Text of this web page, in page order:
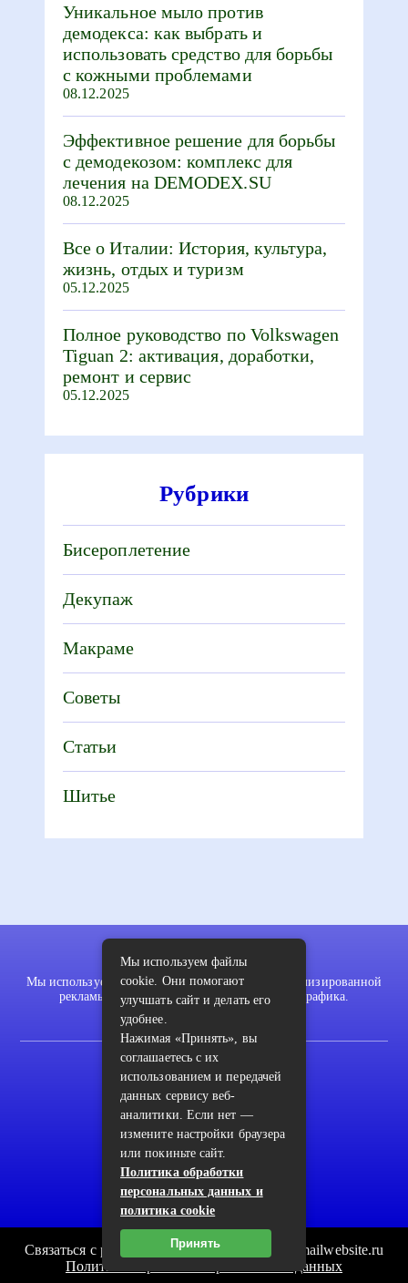
Уникальное мыло против
демодекса: как выбрать и
использовать средство для борьбы
с кожными проблемами
08.12.2025
Эффективное решение для борьбы
с демодекозом: комплекс для
лечения на DEMODEX.SU
08.12.2025
Все о Италии: История, культура,
жизнь, отдых и туризм
05.12.2025
Полное руководство по Volkswagen
Tiguan 2: активация, доработки,
ремонт и сервис
05.12.2025
Рубрики
Бисероплетение
Декупаж
Макраме
Советы
Статьи
Шитье
Мы используем файлы cookie для показа персонализированной
рекламы и/или контента и анализа нашего трафика.
Карта сайта
Пользовательское соглашение
Архив
Связаться с редакцией сайта: pykodelki.ru@mailwebsite.ru
Политика обработки персональных данных
Мы используем файлы
cookie. Они помогают
улучшать сайт и делать его
удобнее.
Нажимая «Принять», вы
соглашаетесь с их
использованием и передачей
данных сервису веб-
аналитики. Если нет —
измените настройки браузера
или покиньте сайт.
Политика обработки
персональных данных и
политика cookie
Принять